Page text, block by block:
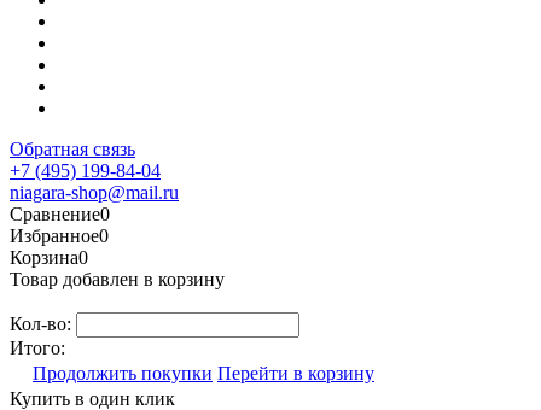
Обратная связь
+7 (495) 199-84-04
niagara-shop@mail.ru
Сравнение0
Избранное0
Корзина0
Товар добавлен в корзину
Кол-во:
Итого:
Продолжить покупки Перейти в корзину
Купить в один клик